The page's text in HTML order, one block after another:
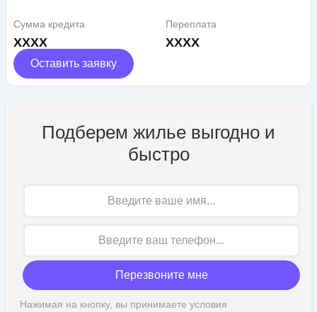
Сумма кредита
XXXX
Переплата
XXXX
Оставить заявку
Подберем жилье выгодно и
быстро
Перезвоните мне
Нажимая на кнопку, вы принимаете условия